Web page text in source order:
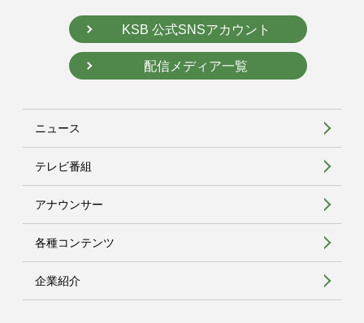
KSB 公式SNSアカウント
配信メディア一覧
ニュース
テレビ番組
アナウンサー
各種コンテンツ
企業紹介